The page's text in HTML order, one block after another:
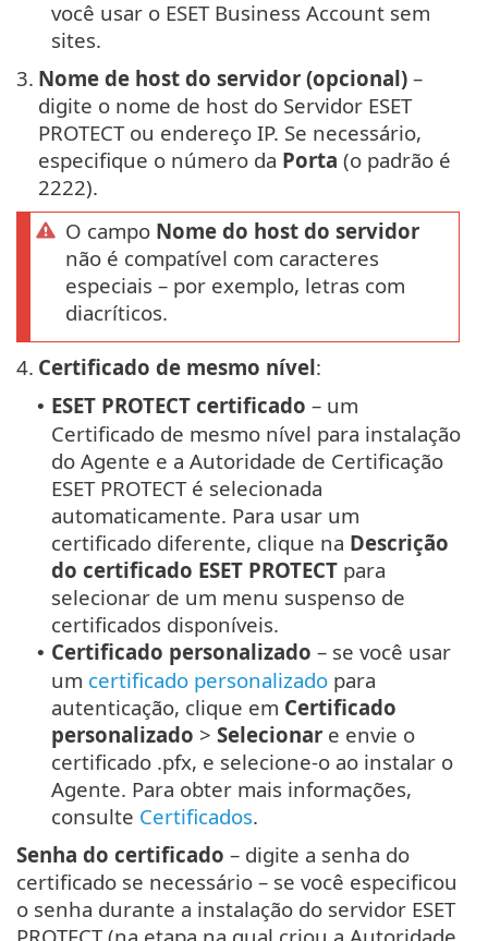
você usar o ESET Business Account sem
sites.
3. Nome de host do servidor (opcional) –
digite o nome de host do Servidor ESET
PROTECT ou endereço IP. Se necessário,
especifique o número da Porta (o padrão é
2222).
O campo Nome do host do servidor
não é compatível com caracteres
especiais – por exemplo, letras com
diacríticos.
4. Certificado de mesmo nível:
• ESET PROTECT certificado – um
Certificado de mesmo nível para instalação
do Agente e a Autoridade de Certificação
ESET PROTECT é selecionada
automaticamente. Para usar um
certificado diferente, clique na Descrição
do certificado ESET PROTECT para
selecionar de um menu suspenso de
certificados disponíveis.
• Certificado personalizado – se você usar
um certificado personalizado para
autenticação, clique em Certificado
personalizado > Selecionar e envie o
certificado .pfx, e selecione-o ao instalar o
Agente. Para obter mais informações,
consulte Certificados.
Senha do certificado – digite a senha do
certificado se necessário – se você especificou
o senha durante a instalação do servidor ESET